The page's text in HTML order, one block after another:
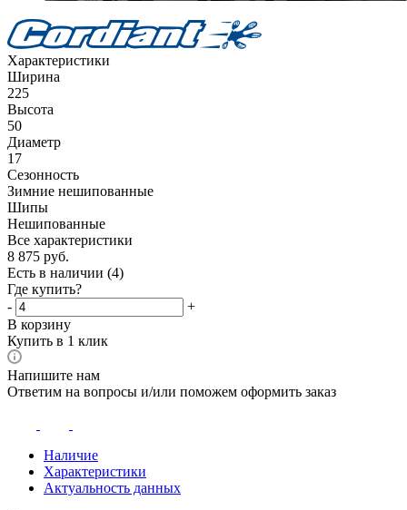
Характеристики
Ширина
225
Высота
50
Диаметр
17
Сезонность
Зимние нешипованные
Шипы
Нешипованные
Все характеристики
8 875 руб.
Есть в наличии (4)
Где купить?
-
+
В корзину
Купить в 1 клик
Напишите нам
Ответим на вопросы и/или поможем оформить заказ
Наличие
Характеристики
Актуальность данных